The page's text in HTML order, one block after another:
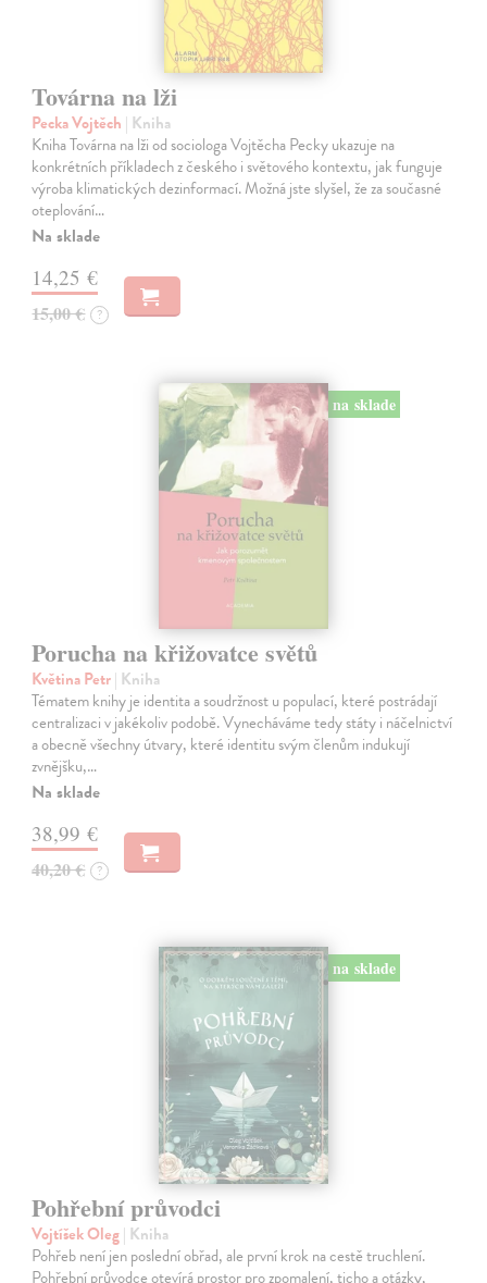
Továrna na lži
Pecka Vojtěch | Kniha
Kniha Továrna na lži od sociologa Vojtěcha Pecky ukazuje na
konkrétních příkladech z českého i světového kontextu, jak funguje
výroba klimatických dezinformací. Možná jste slyšel, že za současné
oteplování…
Na sklade
14,25 €
15,00 € ?
na sklade
Porucha na křižovatce světů
Květina Petr| Kniha
Tématem knihy je identita a soudržnost u populací, které postrádají
centralizaci v jakékoliv podobě. Vynecháváme tedy státy i náčelnictví
a obecně všechny útvary, které identitu svým členům indukují
zvnějšku,…
Na sklade
38,99 €
40,20 € ?
na sklade
Pohřební průvodci
Vojtíšek Oleg| Kniha
Pohřeb není jen poslední obřad, ale první krok na cestě truchlení.
Pohřební průvodce otevírá prostor pro zpomalení, ticho a otázky,